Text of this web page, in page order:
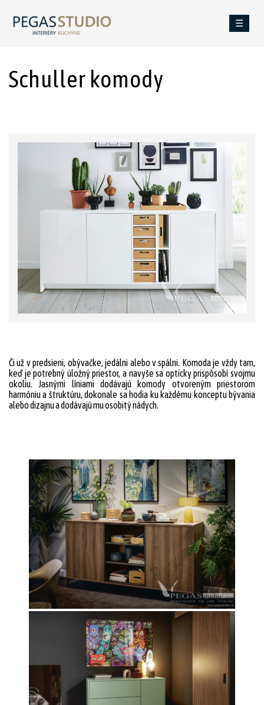
☰
Schuller komody
Či už v predsieni, obývačke, jedálni alebo v spálni. Komoda je vždy tam,
keď je potrebný úložný priestor, a navyše sa opticky prispôsobí svojmu
okoliu. Jasnými líniami dodávajú komody otvoreným priestorom
harmóniu a štruktúru, dokonale sa hodia ku každému konceptu bývania
alebo dizajnu a dodávajú mu osobitý nádych.